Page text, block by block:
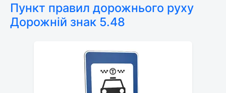
Пункт правил дорожнього руху
Дорожній знак 5.48